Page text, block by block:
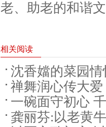
老、助老的和谐
相关阅读
沈香㜭的菜园情
禅舞润心传大
健身协会会长周
一碗面守初心
会“一碗面精神
龚丽芬:以老黄